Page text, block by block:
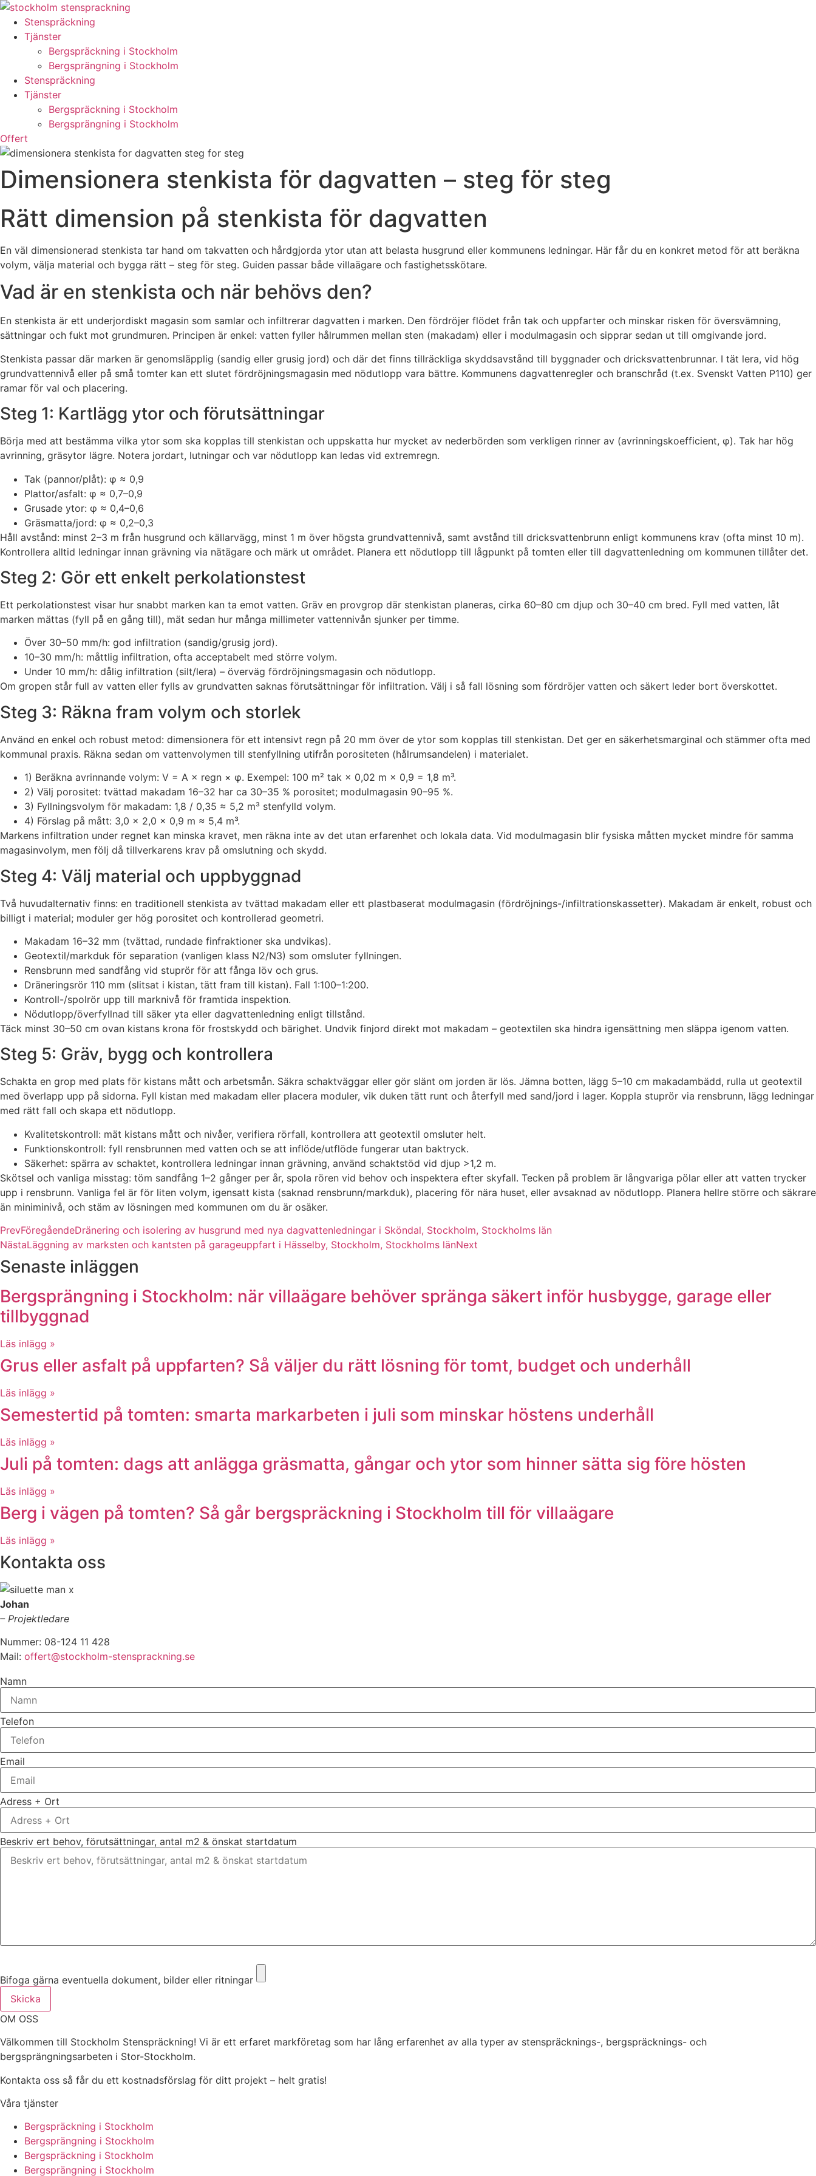
Skip
content
Stenspräckning
Tjänster
Bergspräckning i Stockholm
Bergsprängning i Stockholm
Stenspräckning
Tjänster
Bergspräckning i Stockholm
Bergsprängning i Stockholm
Offert
Dimensionera stenkista för dagvatten – steg för steg
Rätt dimension på stenkista för dagvatten
En väl dimensionerad stenkista tar hand om takvatten och hårdgjorda ytor utan att belasta husgrund eller kommunens ledningar. Här får du en konkret metod för att beräkna
volym, välja material och bygga rätt – steg för steg. Guiden passar både villaägare och fastighetsskötare.
Vad är en stenkista och när behövs den?
En stenkista är ett underjordiskt magasin som samlar och infiltrerar dagvatten i marken. Den fördröjer flödet från tak och uppfarter och minskar risken för översvämning,
sättningar och fukt mot grundmuren. Principen är enkel: vatten fyller hålrummen mellan sten (makadam) eller i modulmagasin och sipprar sedan ut till omgivande jord.
Stenkista passar där marken är genomsläpplig (sandig eller grusig jord) och där det finns tillräckliga skyddsavstånd till byggnader och dricksvattenbrunnar. I tät lera, vid hög
grundvattennivå eller på små tomter kan ett slutet fördröjningsmagasin med nödutlopp vara bättre. Kommunens dagvattenregler och branschråd (t.ex. Svenskt Vatten P110) ger
ramar för val och placering.
Steg 1: Kartlägg ytor och förutsättningar
Börja med att bestämma vilka ytor som ska kopplas till stenkistan och uppskatta hur mycket av nederbörden som verkligen rinner av (avrinningskoefficient, φ). Tak har hög
avrinning, gräsytor lägre. Notera jordart, lutningar och var nödutlopp kan ledas vid extremregn.
Tak (pannor/plåt): φ ≈ 0,9
Plattor/asfalt: φ ≈ 0,7–0,9
Grusade ytor: φ ≈ 0,4–0,6
Gräsmatta/jord: φ ≈ 0,2–0,3
Håll avstånd: minst 2–3 m från husgrund och källarvägg, minst 1 m över högsta grundvattennivå, samt avstånd till dricksvattenbrunn enligt kommunens krav (ofta minst 10 m).
Kontrollera alltid ledningar innan grävning via nätägare och märk ut området. Planera ett nödutlopp till lågpunkt på tomten eller till dagvattenledning om kommunen tillåter det.
Steg 2: Gör ett enkelt perkolationstest
Ett perkolationstest visar hur snabbt marken kan ta emot vatten. Gräv en provgrop där stenkistan planeras, cirka 60–80 cm djup och 30–40 cm bred. Fyll med vatten, låt
marken mättas (fyll på en gång till), mät sedan hur många millimeter vattennivån sjunker per timme.
Över 30–50 mm/h: god infiltration (sandig/grusig jord).
10–30 mm/h: måttlig infiltration, ofta acceptabelt med större volym.
Under 10 mm/h: dålig infiltration (silt/lera) – överväg fördröjningsmagasin och nödutlopp.
Om gropen står full av vatten eller fylls av grundvatten saknas förutsättningar för infiltration. Välj i så fall lösning som fördröjer vatten och säkert leder bort överskottet.
Steg 3: Räkna fram volym och storlek
Använd en enkel och robust metod: dimensionera för ett intensivt regn på 20 mm över de ytor som kopplas till stenkistan. Det ger en säkerhetsmarginal och stämmer ofta med
kommunal praxis. Räkna sedan om vattenvolymen till stenfyllning utifrån porositeten (hålrumsandelen) i materialet.
1) Beräkna avrinnande volym: V = A × regn × φ. Exempel: 100 m² tak × 0,02 m × 0,9 = 1,8 m³.
2) Välj porositet: tvättad makadam 16–32 har ca 30–35 % porositet; modulmagasin 90–95 %.
3) Fyllningsvolym för makadam: 1,8 / 0,35 ≈ 5,2 m³ stenfylld volym.
4) Förslag på mått: 3,0 × 2,0 × 0,9 m ≈ 5,4 m³.
Markens infiltration under regnet kan minska kravet, men räkna inte av det utan erfarenhet och lokala data. Vid modulmagasin blir fysiska måtten mycket mindre för samma
magasinvolym, men följ då tillverkarens krav på omslutning och skydd.
Steg 4: Välj material och uppbyggnad
Två huvudalternativ finns: en traditionell stenkista av tvättad makadam eller ett plastbaserat modulmagasin (fördröjnings-/infiltrationskassetter). Makadam är enkelt, robust och
billigt i material; moduler ger hög porositet och kontrollerad geometri.
Makadam 16–32 mm (tvättad, rundade finfraktioner ska undvikas).
Geotextil/markduk för separation (vanligen klass N2/N3) som omsluter fyllningen.
Rensbrunn med sandfång vid stuprör för att fånga löv och grus.
Dräneringsrör 110 mm (slitsat i kistan, tätt fram till kistan). Fall 1:100–1:200.
Kontroll-/spolrör upp till marknivå för framtida inspektion.
Nödutlopp/överfyllnad till säker yta eller dagvattenledning enligt tillstånd.
Täck minst 30–50 cm ovan kistans krona för frostskydd och bärighet. Undvik finjord direkt mot makadam – geotextilen ska hindra igensättning men släppa igenom vatten.
Steg 5: Gräv, bygg och kontrollera
Schakta en grop med plats för kistans mått och arbetsmån. Säkra schaktväggar eller gör slänt om jorden är lös. Jämna botten, lägg 5–10 cm makadambädd, rulla ut geotextil
med överlapp upp på sidorna. Fyll kistan med makadam eller placera moduler, vik duken tätt runt och återfyll med sand/jord i lager. Koppla stuprör via rensbrunn, lägg ledningar
med rätt fall och skapa ett nödutlopp.
Kvalitetskontroll: mät kistans mått och nivåer, verifiera rörfall, kontrollera att geotextil omsluter helt.
Funktionskontroll: fyll rensbrunnen med vatten och se att inflöde/utflöde fungerar utan baktryck.
Säkerhet: spärra av schaktet, kontrollera ledningar innan grävning, använd schaktstöd vid djup >1,2 m.
Skötsel och vanliga misstag: töm sandfång 1–2 gånger per år, spola rören vid behov och inspektera efter skyfall. Tecken på problem är långvariga pölar eller att vatten trycker
upp i rensbrunn. Vanliga fel är för liten volym, igensatt kista (saknad rensbrunn/markduk), placering för nära huset, eller avsaknad av nödutlopp. Planera hellre större och säkrare
än miniminivå, och stäm av lösningen med kommunen om du är osäker.
PrevFöregåendeDränering och isolering av husgrund med nya dagvattenledningar i Sköndal, Stockholm, Stockholms län
NästaLäggning av marksten och kantsten på garageuppfart i Hässelby, Stockholm, Stockholms länNext
Senaste inläggen
Bergsprängning i Stockholm: när villaägare behöver spränga säkert inför husbygge, garage eller
tillbyggnad
Läs inlägg »
Grus eller asfalt på uppfarten? Så väljer du rätt lösning för tomt, budget och underhåll
Läs inlägg »
Semestertid på tomten: smarta markarbeten i juli som minskar höstens underhåll
Läs inlägg »
Juli på tomten: dags att anlägga gräsmatta, gångar och ytor som hinner sätta sig före hösten
Läs inlägg »
Berg i vägen på tomten? Så går bergspräckning i Stockholm till för villaägare
Läs inlägg »
Kontakta oss
Johan
– Projektledare
Nummer: 08-124 11 428
Mail: offert@stockholm-stensprackning.se
Namn
Telefon
Email
Adress + Ort
Beskriv ert behov, förutsättningar, antal m2 & önskat startdatum
Bifoga gärna eventuella dokument, bilder eller ritningar
Skicka
OM OSS
Välkommen till Stockholm Stenspräckning! Vi är ett erfaret markföretag som har lång erfarenhet av alla typer av stenspräcknings-, bergspräcknings- och
bergsprängningsarbeten i Stor-Stockholm.
Kontakta oss så får du ett kostnadsförslag för ditt projekt – helt gratis!
Våra tjänster
Bergspräckning i Stockholm
Bergsprängning i Stockholm
Bergspräckning i Stockholm
Bergsprängning i Stockholm